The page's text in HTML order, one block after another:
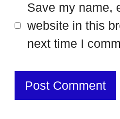
Save my name,
website in this
next time I